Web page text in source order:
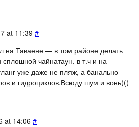
at 11:39 #
на Таваене — в том районе делать
чайнатаун, в т.ч и на
уже даже не пляж, а банально
и гидроциклов.Всюду шум и вонь(((
at 14:06 #